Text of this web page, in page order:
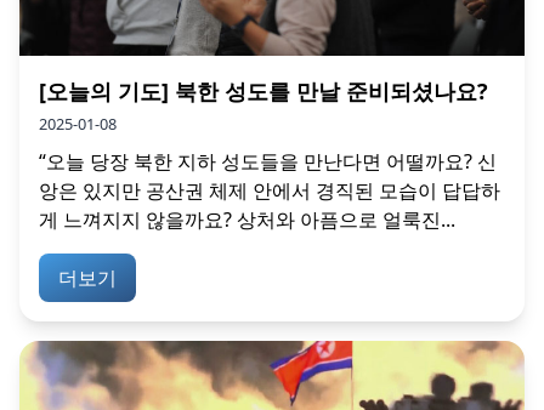
[오늘의 기도] 북한 성도를 만날 준비되셨나요?
2025-01-08
“오늘 당장 북한 지하 성도들을 만난다면 어떨까요? 신
앙은 있지만 공산권 체제 안에서 경직된 모습이 답답하
게 느껴지지 않을까요? 상처와 아픔으로 얼룩진...
더보기